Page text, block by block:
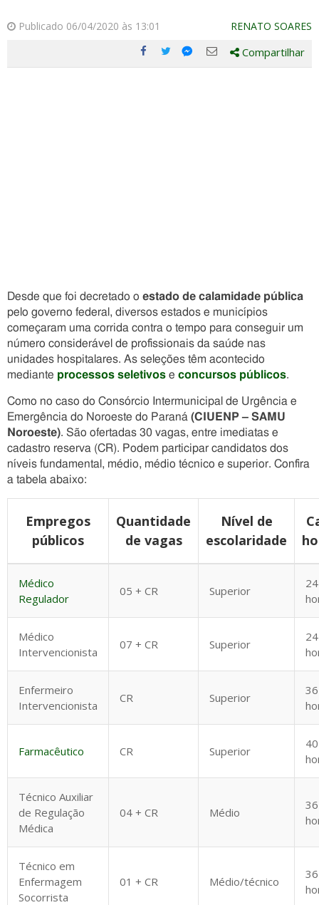
Publicado 06/04/2020 às 13:01 RENATO SOARES
Compartilhe
Compartilhe
Compartilhe
Compartilhe
Compartilhar
Desde que foi decretado o estado de calamidade pública
pelo governo federal, diversos estados e municípios
começaram uma corrida contra o tempo para conseguir um
número considerável de profissionais da saúde nas
unidades hospitalares. As seleções têm acontecido
mediante processos seletivos e concursos públicos.
Como no caso do Consórcio Intermunicipal de Urgência e
Emergência do Noroeste do Paraná (CIUENP – SAMU
Noroeste). São ofertadas 30 vagas, entre imediatas e
cadastro reserva (CR). Podem participar candidatos dos
níveis fundamental, médio, médio técnico e superior. Confira
a tabela abaixo:
Empregos
públicos
Quantidade
de vagas
Nível de
escolaridade
Médico
Regulador
05 + CR Superior
24
Médico
Intervencionista
07 + CR Superior
24
Enfermeiro
Intervencionista
CR Superior
36
Farmacêutico CR Superior
40
Técnico Auxiliar
de Regulação
Médica
04 + CR Médio
36
Técnico em
Enfermagem
Socorrista
01 + CR Médio/técnico
36